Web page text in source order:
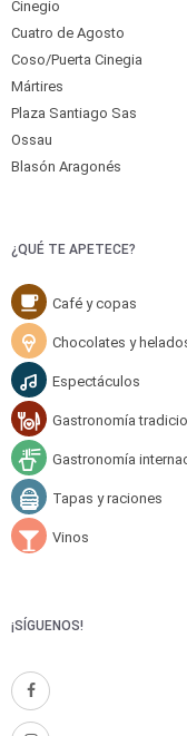
Cinegio
Cuatro de Agosto
Coso/Puerta Cinegia
Mártires
Plaza Santiago Sas
Ossau
Blasón Aragonés
¿QUÉ TE APETECE?
Café y copas
Chocolates y
Espectáculos
Gastronomía
Gastronomía
Tapas y raciones
Vinos
¡SÍGUENOS!